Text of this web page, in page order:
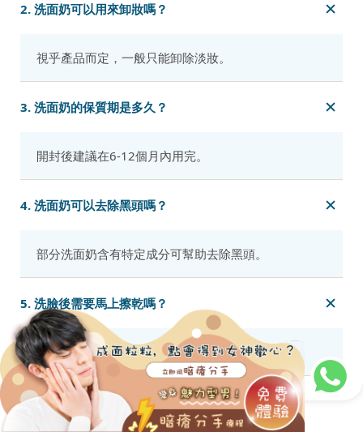
2. 洗面奶可以用來卸妝嗎？
視乎產品而定，一般只能卸除淡妝。
3. 洗面奶的保質期是多久？
開封後建議在6-12個月內用完。
4. 洗面奶可以去除黑頭嗎？
部分洗面奶含有特定成分可幫助去除黑頭。
5. 洗臉後需要馬上擦乾嗎？
是的，輕輕按壓擦乾即可。